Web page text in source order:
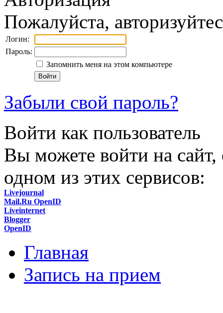
Пожалуйста,
Логин:
Пароль:
Запомнить меня на этом компьютере
Забыли свой пароль?
Войти как пользователь
Вы можете войти на сайт,
одном из этих сервисов:
Livejournal
Mail.Ru OpenID
Liveinternet
Blogger
OpenID
Главная
Запись на прием